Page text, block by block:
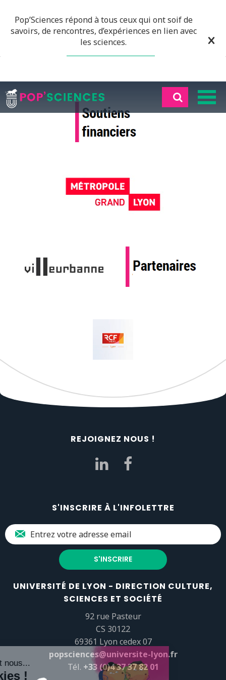
Pop’Sciences répond à tous ceux qui ont soif de
savoirs, de rencontres, d’expériences en lien avec
les sciences.
REJOIGNEZ NOUS !
S'INSCRIRE À L'INFOLETTRE
UNIVERSITÉ DE LYON - DIRECTION CULTURE,
SCIENCES ET SOCIÉTÉ
92 rue Pasteur
CS 30122
69361 Lyon cedex 07
popsciences@universite-lyon.fr
Tél. +33 (0)4 37 37 82 01